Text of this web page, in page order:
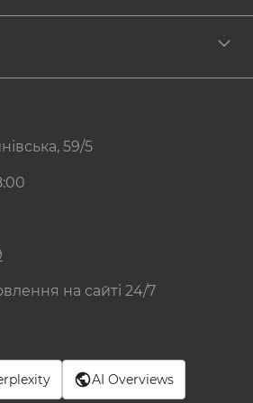
59/5
на сайті 24/7
AI Overviews